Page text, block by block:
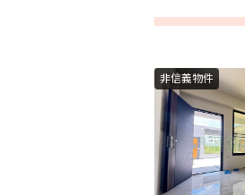
非信義物件